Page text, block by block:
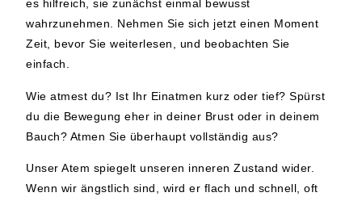
es hilfreich, sie zunächst einmal bewusst
wahrzunehmen. Nehmen Sie sich jetzt einen Moment
Zeit, bevor Sie weiterlesen, und beobachten Sie
einfach.
Wie atmest du? Ist Ihr Einatmen kurz oder tief?Spürst
du die Bewegung eher in deiner Brust oder in deinem
Bauch? Atmen Sie überhaupt vollständig aus?
Unser Atem spiegelt unseren inneren Zustand wider.
Wenn wir ängstlich sind, wird er flach und schnell, oft